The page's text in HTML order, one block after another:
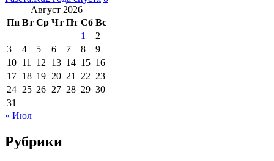
Август 2026
Пн Вт Ср Чт Пт Сб Вс
1
2
3
4 5 6 7 8
9
10 11 12 13 14 15 16
17 18 19 20 21 22 23
24 25 26 27 28 29 30
31
« Июл
Рубрики